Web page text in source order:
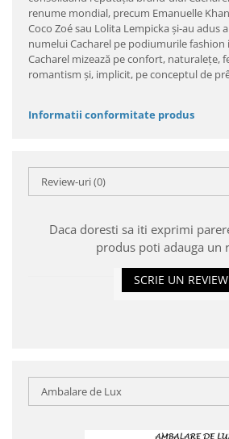
renume mondial, precum Emanuelle
Coco Zoé sau Lolita Lempicka şi-au adus
numelui Cacharel pe podiumurile
Cacharel mizează pe confort, naturaleţe,
romantism şi, implicit, pe conceptul de
Informatii conformitate produs
Review-uri(0)
Daca doresti sa iti exprimi
produs poti adauga un
SCRIE UN REVIEW
Ambalare de Lux